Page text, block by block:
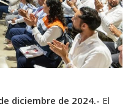
diciembre de 2024.- El